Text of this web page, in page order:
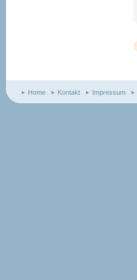
Home Kontakt Impressum